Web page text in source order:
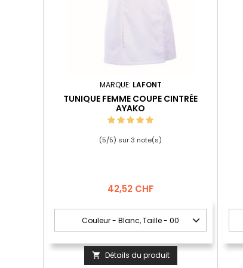
MARQUE: LAFONT
TUNIQUE FEMME COUPE CINTRÉE
AYAKO
(5/5) sur3 note(s)
Prix
42,52 CHF
 Détails du produit